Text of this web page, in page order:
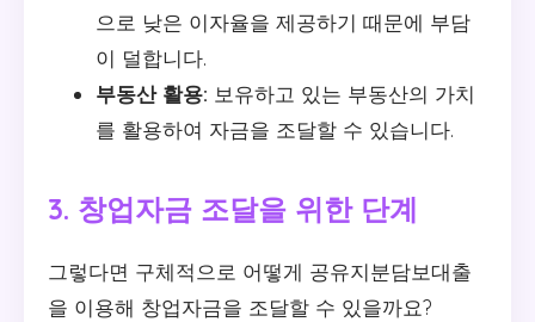
으로 낮은 이자율을 제공하기 때문에 부담
이 덜합니다.
부동산 활용: 보유하고 있는 부동산의 가치
를 활용하여 자금을 조달할 수 있습니다.
3. 창업자금 조달을 위한 단계
그렇다면 구체적으로 어떻게 공유지분담보대출
을 이용해 창업자금을 조달할 수 있을까요?